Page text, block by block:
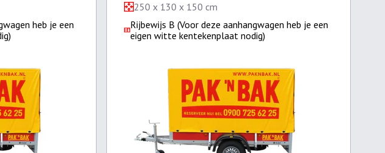
heb je een
250 x 130 x 150 cm
Rijbewijs B (Voor deze aanhangwagen heb je een
eigen witte kentekenplaat nodig)